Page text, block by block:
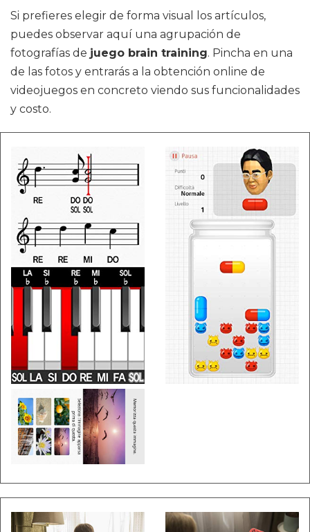
Si prefieres elegir de forma visual los artículos,
puedes observar aquí una agrupación de
fotografías de juego brain training. Pincha en una
de las fotos y entrarás a la obtención online de
videojuegos en concreto viendo sus funcionalidades
y costo.